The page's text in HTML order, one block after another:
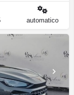
automatico